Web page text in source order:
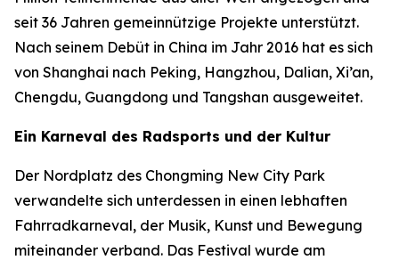
seit 36 Jahren gemeinnützige Projekte unterstützt.
Nach seinem Debüt in China im Jahr 2016 hat es sich
von Shanghai nach Peking, Hangzhou, Dalian, Xi’an,
Chengdu, Guangdong und Tangshan ausgeweitet.
Ein Karneval des Radsports und der Kultur
Der Nordplatz des Chongming New City Park
verwandelte sich unterdessen in einen lebhaften
Fahrradkarneval, der Musik, Kunst und Bewegung
miteinander verband. Das Festival wurde am